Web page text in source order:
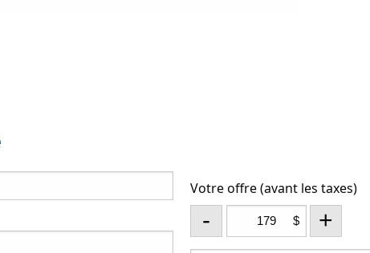
Votre offre (avant les taxes)
- $ +